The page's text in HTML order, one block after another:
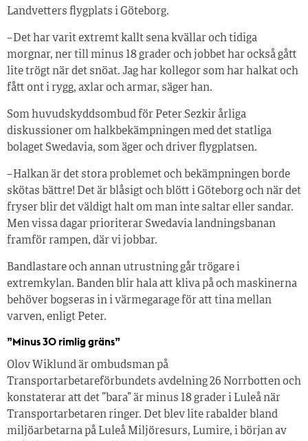
Landvetters flygplats i Göteborg.
– Det har varit extremt kallt sena kvällar och tidiga
morgnar, ner till minus 18 grader och jobbet har också gått
lite trögt när det snöat. Jag har kollegor som har halkat och
fått ont i rygg, axlar och armar, säger han.
Som huvudskyddsombud för Peter Sezkir årliga
diskussioner om halkbekämpningen med det statliga
bolaget Swedavia, som äger och driver flygplatsen.
– Halkan är det stora problemet och bekämpningen borde
skötas bättre! Det är blåsigt och blött i Göteborg och när det
fryser blir det väldigt halt om man inte saltar eller sandar.
Men vissa dagar prioriterar Swedavia landningsbanan
framför rampen, där vi jobbar.
Bandlastare och annan utrustning går trögare i
extremkylan. Banden blir hala att kliva på och maskinerna
behöver bogseras in i värmegarage för att tina mellan
varven, enligt Peter.
”Minus 30 rimlig gräns”
Olov Wiklund är ombudsman på
Transportarbetareförbundets avdelning 26 Norrbotten och
konstaterar att det ”bara” är minus 18 grader i Luleå när
Transportarbetaren ringer. Det blev lite rabalder bland
miljöarbetarna på Luleå Miljöresurs, Lumire, i början av